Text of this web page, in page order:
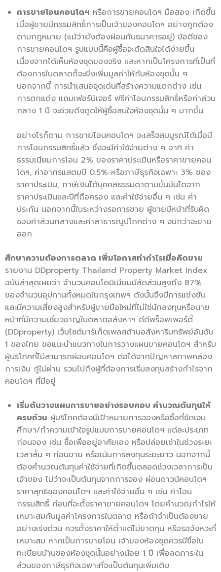
การขายโอนคอนโดฯ หรือการขายคอนโดฯ มือสอง เกิดขึ้น
เมื่อผู้ขายมีกรรมสิทธิ์การเป็นเจ้าของคอนโดฯ อย่างถูกต้อง
ตามกฎหมาย (แม้ว่ายังต้องผ่อนกับธนาคารอยู่) ข้อดีของ
การขายคอนโดฯ รูปแบบนี้คือผู้ซื้อจะตัดสินใจได้ง่ายขึ้น
เนื่องจากได้เห็นห้องชุดของจริง และหากเป็นโครงการที่เป็นที่
ต้องการในตลาดก็จะยิ่งเพิ่มมูลค่าให้กับห้องชุดนั้น ๆ
นอกจากนี้ การนำเสนอจุดเด่นที่สร้างความแตกต่าง เช่น
การตกแต่ง แถมเฟอร์นิเจอร์ ฟรีค่าโอนกรรมสิทธิ์หรือค่าส่วน
กลาง 1 ปี จะช่วยดึงดูดให้ผู้ซื้อสนใจห้องชุดนั้น ๆ มากขึ้น
อย่างไรก็ตาม การขายโอนคอนโดฯ จะเสร็จสมบูรณ์ได้เมื่อมี
การโอนกรรมสิทธิ์แล้ว ซึ่งจะมีค่าใช้จ่ายต่าง ๆ อาทิ ค่า
ธรรมเนียมการโอน 2% ของราคาประเมินหรือราคาขายคอน
โดฯ, ค่าอากรแสตมป์ 0.5% หรือภาษีธุรกิจเฉพาะ 3% ของ
ราคาประเมิน, ภาษีเงินได้บุคคลธรรมดาตามขั้นบันไดจาก
ราคาประเมินและปีที่ถือครอง และค่าใช้จ่ายอื่น ๆ เช่น ค่า
ประกัน นอกจากนี้ในระหว่างรอการขาย ผู้ขายมีหน้าที่รับผิด
ชอบค่าส่วนกลางและค่าสาธารณูปโภคต่าง ๆ จนกว่าจะขาย
ออก
ศึกษาความต้องการตลาด เพิ่มโอกาสทำกำไรเมื่อคิดขาย
รายงาน DDproperty Thailand Property Market Index
ฉบับล่าสุดเผยว่า จำนวนคอนโดมิเนียมมีสัดส่วนสูงถึง 87%
ของจำนวนอุปทานทั้งหมดในกรุงเทพฯ ดังนั้นจึงมีการแข่งขัน
และมีความเสี่ยงสูงสำหรับผู้ขายมือใหม่ที่ไม่ใช่นักลงทุนหรือนาย
หน้าที่มีความเชี่ยวชาญในตลาดอสังหาฯ ดีดีพร็อพเพอร์ตี้
(DDproperty) เว็บไซต์มาร์เก็ตเพลสด้านอสังหาริมทรัพย์อันดับ
1 ของไทย ขอแนะนำแนวทางในการวางแผนขายคอนโดฯ สำหรับ
ผู้บริโภคที่ไม่สามารถผ่อนคอนโดฯ ต่อได้จากปัญหาสภาพคล่อง
การเงิน กู้ไม่ผ่าน รวมไปถึงผู้ที่ต้องการเริ่มลงทุนสร้างกำไรจาก
คอนโดฯ ที่มีอยู่
เริ่มต้นวางแผนการขายอย่างรอบคอบ คำนวณต้นทุนให้
ครบถ้วน ผู้บริโภคต้องมีเป้าหมายการจองหรือซื้อที่ชัดเจน
ศึกษา/ทำความเข้าใจรูปแบบการขายคอนโดฯ แต่ละประเภท
ก่อนจอง เช่น ซื้อเพื่ออยู่อาศัยเอง หรือปล่อยเช่าในช่วงระยะ
เวลาสั้น ๆ ก่อนขาย หรือเน้นการลงทุนระยะยาว นอกจากนี้
ต้องคำนวณต้นทุนค่าใช้จ่ายที่เกิดขึ้นตลอดช่วงเวลาการเป็น
เจ้าของ ไม่ว่าจะเป็นต้นทุนจากการจอง ผ่อนดาวน์คอนโดฯ
ราคาสุทธิของคอนโดฯ และค่าใช้จ่ายอื่น ๆ เช่น ค่าโอน
กรรมสิทธิ์ ก่อนที่จะตั้งราคาขายคอนโดฯ โดยคำนวณกำไรให้
เหมาะสมกับมูลค่าโครงการในตลาด หรือถ้าจำเป็นต้องขาย
อย่างเร่งด่วน ควรตั้งราคาให้ต่ำแต่ไม่ขาดทุน หรือรอจังหวะที่
เหมาะสม หากเป็นการขายโอน เจ้าของห้องชุดควรมีชื่อใน
ทะเบียนบ้านของห้องชุดนั้นอย่างน้อย 1 ปี เพื่อลดภาระใน
ส่วนของภาษีธุรกิจเฉพาะที่จะเป็นต้นทุนเพิ่มเติม